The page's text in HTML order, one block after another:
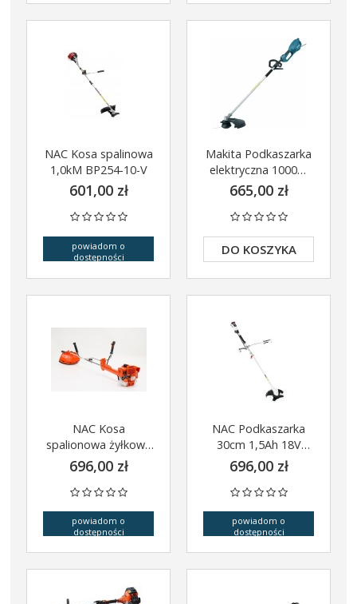
NAC Kosa spalinowa
1,0kM BP254-10-V
601,00 zł
powiadom o
dostępności
Makita Podkaszarka
elektryczna 1000W
35cm UR3502
665,00 zł
DO KOSZYKA
NAC Kosa
spalionowa żyłkowa
3,0kM BP520-30KA-
T
696,00 zł
powiadom o
dostępności
NAC Podkaszarka
30cm 1,5Ah 18V
BKB18-B15-S2
696,00 zł
powiadom o
dostępności